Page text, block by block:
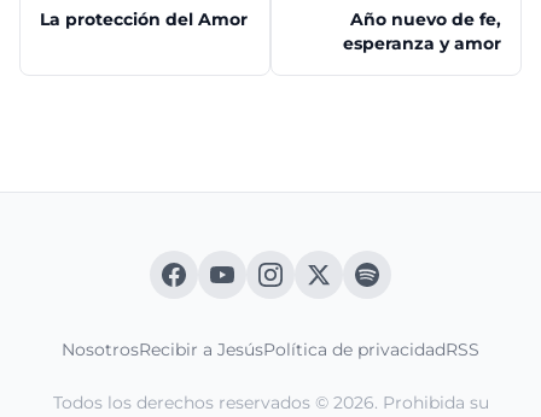
La protección del Amor
Año nuevo de fe,
esperanza y amor
NosotrosRecibir a JesúsPolítica de privacidadRSS
Todos los derechos reservados © 2026. Prohibida su